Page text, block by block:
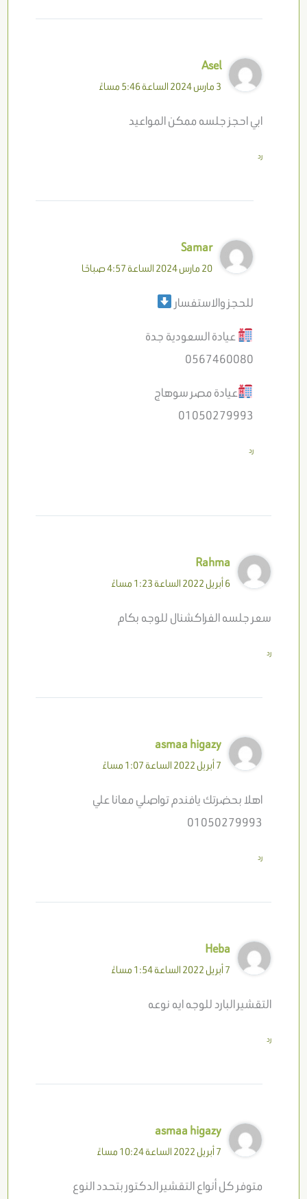
Asel
3 مارس 2024 الساعة 5:46 مساءً
ابي احجز جلسه ممكن المواعيد
رد
Samar
20 مارس 2024 الساعة 4:57 صباحًا
للحجز والاستفسار
عيادة السعودية جدة
0567460080
عيادة مصر سوهاج
01050279993
رد
Rahma
6 أبريل 2022 الساعة 1:23 مساءً
سعر جلسه الفراكشنال للوجه بكام
رد
asmaa higazy
7 أبريل 2022 الساعة 1:07 مساءً
اهلا بحضرتك يافندم تواصلي معانا علي
01050279993
رد
Heba
7 أبريل 2022 الساعة 1:54 مساءً
التقشير البارد للوجه ايه نوعه
رد
asmaa higazy
7 أبريل 2022 الساعة 10:24 مساءً
متوفر كل أنواع التقشير الدكتور بتحدد النوع